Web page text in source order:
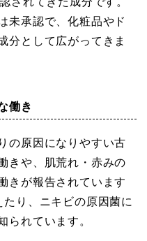
未承認で、化粧品やド
分として広がってきま
働き
の原因になりやすい古
きや、肌荒れ・赤みの
きが報告されています
たり、ニキビの原因菌に
られています。